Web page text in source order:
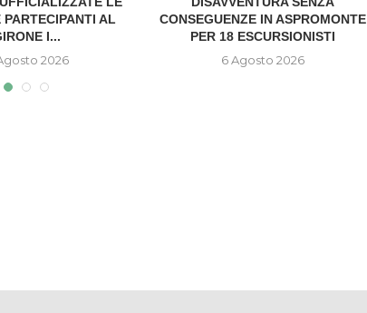
PARTECIPANTI AL
I...
2026
CONSEGUENZE IN ASPROMONTE
PER 18 ESCURSIONISTI
6 Agosto 2026